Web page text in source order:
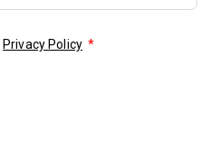
Privacy Policy *